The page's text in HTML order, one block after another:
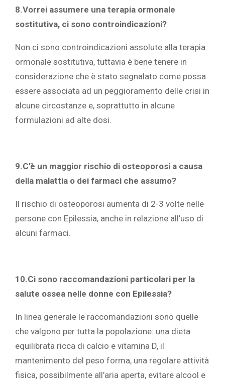
8.Vorrei assumere una terapia ormonale
sostitutiva, ci sono controindicazioni?
Non ci sono controindicazioni assolute alla terapia
ormonale sostitutiva, tuttavia è bene tenere in
considerazione che è stato segnalato come possa
essere associata ad un peggioramento delle crisi in
alcune circostanze e, soprattutto in alcune
formulazioni ad alte dosi.
9.C’è un maggior rischio di osteoporosi a causa
della malattia o dei farmaci che assumo?
Il rischio di osteoporosi aumenta di 2-3 volte nelle
persone con Epilessia, anche in relazione all’uso di
alcuni farmaci.
10.Ci sono raccomandazioni particolari per la
salute ossea nelle donne con Epilessia?
In linea generale le raccomandazioni sono quelle
che valgono per tutta la popolazione: una dieta
equilibrata ricca di calcio e vitamina D, il
mantenimento del peso forma, una regolare attività
fisica, possibilmente all’aria aperta, evitare alcool e